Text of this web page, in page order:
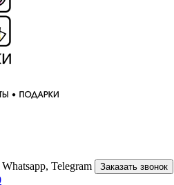
Whatsapp, Telegram Заказать звонок